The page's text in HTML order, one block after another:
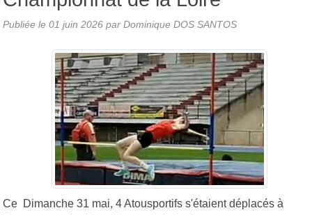
Publiée le 01 juin 2026 par Dominique DOS SANTOS
Ce Dimanche 31 mai, 4 Atousportifs s'étaient déplacés à